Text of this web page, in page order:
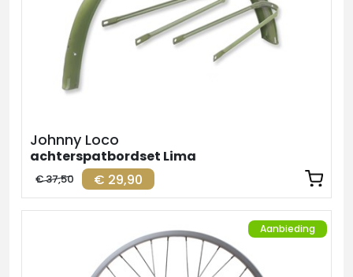
Johnny Loco
achterspatbordset Lima
€ 29,90
€ 37,50
Aanbieding